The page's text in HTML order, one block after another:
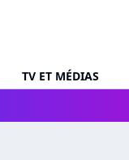
TV ET MÉDIAS